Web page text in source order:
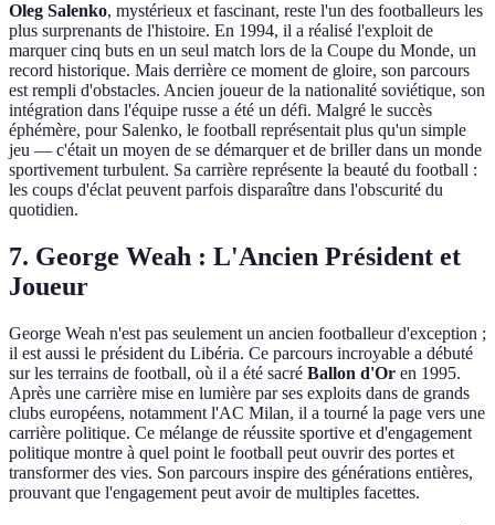
Oleg Salenko, mystérieux et fascinant, reste l'un des footballeurs les
plus surprenants de l'histoire. En 1994, il a réalisé l'exploit de
marquer cinq buts en un seul match lors de la Coupe du Monde, un
record historique. Mais derrière ce moment de gloire, son parcours
est rempli d'obstacles. Ancien joueur de la nationalité soviétique, son
intégration dans l'équipe russe a été un défi. Malgré le succès
éphémère, pour Salenko, le football représentait plus qu'un simple
jeu — c'était un moyen de se démarquer et de briller dans un monde
sportivement turbulent. Sa carrière représente la beauté du football :
les coups d'éclat peuvent parfois disparaître dans l'obscurité du
quotidien.
7. George Weah : L'Ancien Président et
Joueur
George Weah n'est pas seulement un ancien footballeur d'exception ;
il est aussi le président du Libéria. Ce parcours incroyable a débuté
sur les terrains de football, où il a été sacré Ballon d'Or en 1995.
Après une carrière mise en lumière par ses exploits dans de grands
clubs européens, notamment l'AC Milan, il a tourné la page vers une
carrière politique. Ce mélange de réussite sportive et d'engagement
politique montre à quel point le football peut ouvrir des portes et
transformer des vies. Son parcours inspire des générations entières,
prouvant que l'engagement peut avoir de multiples facettes.